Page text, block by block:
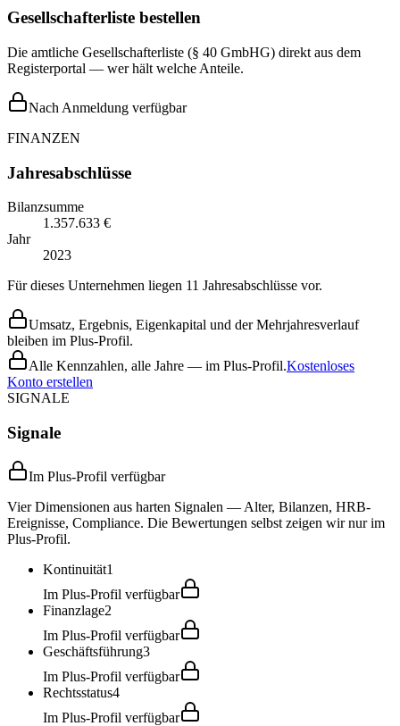
Gesellschafterliste bestellen
Die amtliche Gesellschafterliste (§ 40 GmbHG) direkt aus dem
Registerportal — wer hält welche Anteile.
Nach Anmeldung verfügbar
FINANZEN
Jahresabschlüsse
Bilanzsumme
1.357.633 €
Jahr
2023
Für dieses Unternehmen liegen 11 Jahresabschlüsse vor.
Umsatz, Ergebnis, Eigenkapital und der Mehrjahresverlauf
bleiben im Plus-Profil.
Alle Kennzahlen, alle Jahre — im Plus-Profil.Kostenloses
Konto erstellen
SIGNALE
Signale
Im Plus-Profil verfügbar
Vier Dimensionen aus harten Signalen — Alter, Bilanzen, HRB-
Ereignisse, Compliance. Die Bewertungen selbst zeigen wir nur im
Plus-Profil.
Kontinuität1
Im Plus-Profil verfügbar
Finanzlage2
Im Plus-Profil verfügbar
Geschäftsführung3
Im Plus-Profil verfügbar
Rechtsstatus4
Im Plus-Profil verfügbar